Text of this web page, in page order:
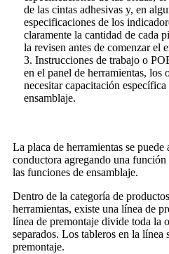
de las cintas adhesivas y, en
especificaciones de los
claramente la cantidad de cada
la revisen antes de comenzar el
3. Instrucciones de trabajo o
en el panel de herramientas, los
necesitar capacitación
ensamblaje.
La placa de herramientas se puede
conductora agregando una función
las funciones de ensamblaje.
Dentro de la categoría de
herramientas, existe una línea de
línea de premontaje divide toda la
separados. Los tableros en la línea
premontaje.